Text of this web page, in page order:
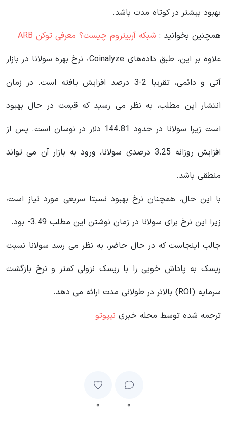
بهبود بیشتر در کوتاه مدت باشد.
همچنین بخوانید : شبکه آربیتروم چیست؟ معرفی توکن ARB
علاوه بر این، طبق داده‌های Coinalyze، نرخ بهره سولانا در بازار
آتی و دائمی، تقریبا 2-3 درصد افزایش یافته است. در زمان
انتشار این مطلب، به نظر می رسید که قیمت در حال بهبود
است زیرا سولانا در حدود 144.81 دلار در نوسان است. پس از
افزایش روزانه 3.25 درصدی سولانا، ورود به بازار آن می تواند
منطقی باشد.
با این حال، همچنان نرخ بهبود نسبتا سریعی مورد نیاز است،
زیرا این نرخ برای سولانا در زمان نوشتن این مطلب 3.49- بود.
جالب اینجاست که در حال حاضر، به نظر می رسد سولانا نسبت
ریسک به پاداش خوبی را با ریسک نزولی کمتر و نرخ بازگشت
سرمایه (ROI) بالاتر در طولانی مدت ارائه می دهد.
ترجمه شده توسط مجله خبری نیپوتو
۰ ۰